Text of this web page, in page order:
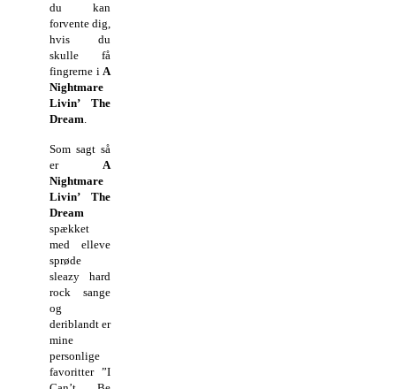
du kan
forvente dig,
hvis du
skulle få
fingrerne iA
Nightmare
Livin’ The
Dream.
Som sagt så
erA
Nightmare
Livin’ The
Dream
spækket
med elleve
sprøde
sleazy hard
rock sange
og
deriblandt er
mine
personlige
favoritter ”I